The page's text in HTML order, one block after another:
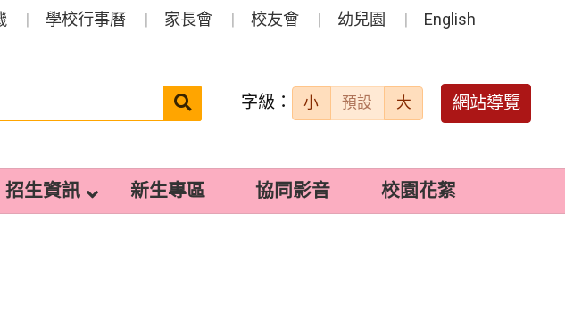
學校行事曆 家長會 校友會 幼兒園 English
搜
送出 字級： 小 預設 大 網站導覽
招生資訊 新生專區 協同影音 校園花絮